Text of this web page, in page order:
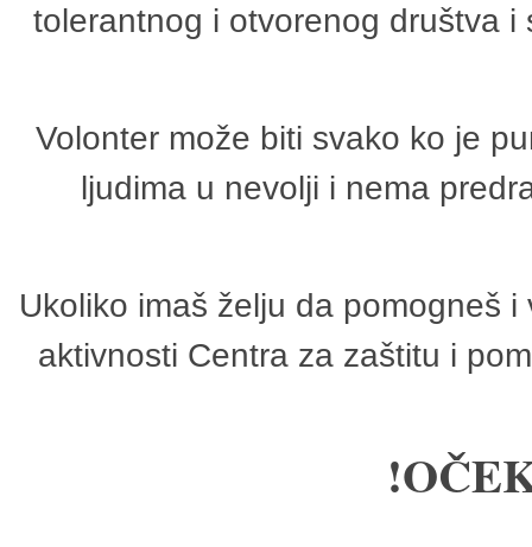
tolerantnog i otvorenog društva
Volonter može biti svako ko je
ljudima u nevolji i nema
Ukoliko imaš želju da pomogneš
aktivnosti Centra za zaštitu i